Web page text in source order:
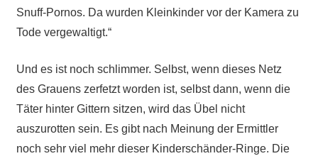
Snuff-Pornos. Da wurden Kleinkinder vor der Kamera zu
Tode vergewaltigt.“
Und es ist noch schlimmer. Selbst, wenn dieses Netz
des Grauens zerfetzt worden ist, selbst dann, wenn die
Täter hinter Gittern sitzen, wird das Übel nicht
auszurotten sein. Es gibt nach Meinung der Ermittler
noch sehr viel mehr dieser Kinderschänder-Ringe. Die